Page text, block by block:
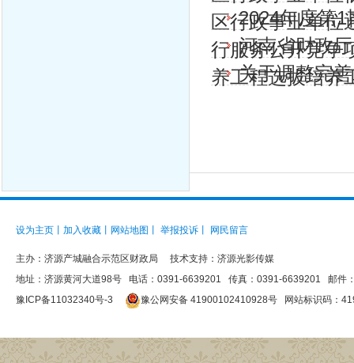
区行政事业单位
2024年度第
行服务公开竞争
河南省财政
养工程选拔培养
关于调整完
设为主页 加入收藏 网站地图 举报投诉 网民留言
主办： 济源产城融合示范区财政局 技术支持：济源光影传媒
地址：济源黄河大道98号 电话：0391-6639201 传真：0391-6639201 邮件
豫ICP备11032340号-3
豫公网安备 41900102410928号 网站标识码：